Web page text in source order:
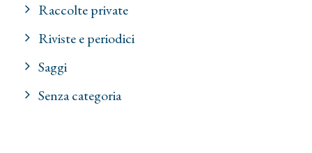
Raccolte private
Riviste e periodici
Saggi
Senza categoria